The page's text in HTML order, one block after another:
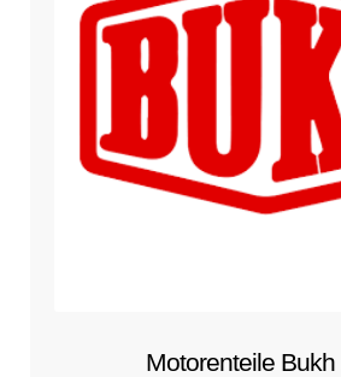
Motorenteile Bukh